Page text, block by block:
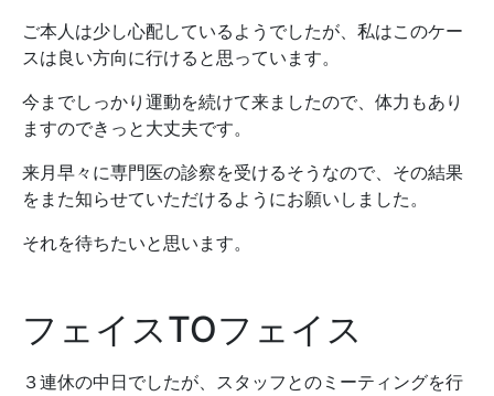
ご本人は少し心配しているようでしたが、私はこのケー
スは良い方向に行けると思っています。
今までしっかり運動を続けて来ましたので、体力もあり
ますのできっと大丈夫です。
来月早々に専門医の診察を受けるそうなので、その結果
をまた知らせていただけるようにお願いしました。
それを待ちたいと思います。
フェイスTOフェイス
３連休の中日でしたが、スタッフとのミーティングを行